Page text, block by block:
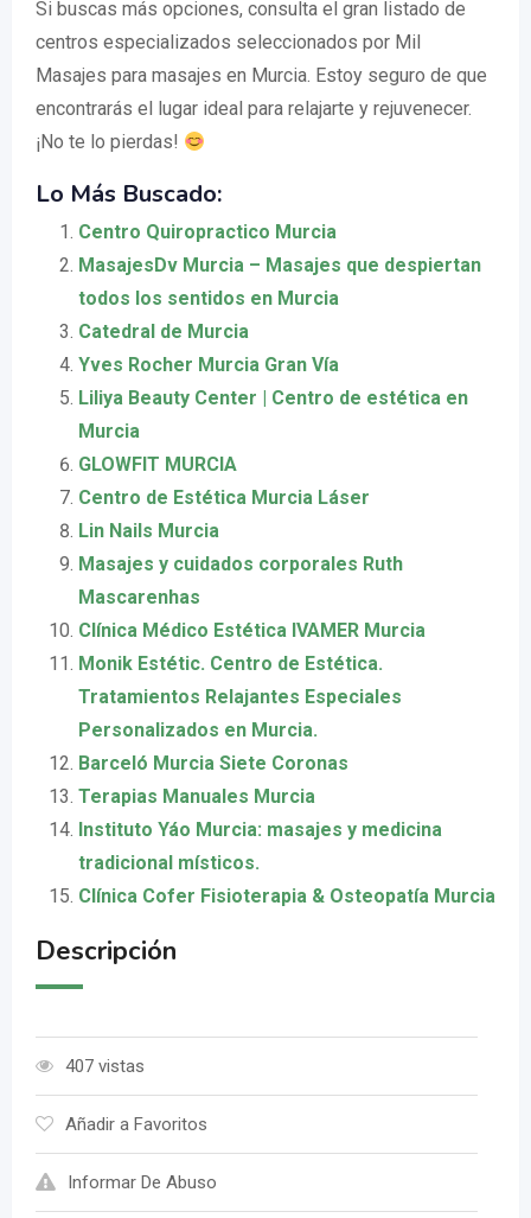
Si buscas más opciones, consulta el gran listado de
centros especializados seleccionados por Mil
Masajes para masajes en Murcia. Estoy seguro de que
encontrarás el lugar ideal para relajarte y rejuvenecer.
¡No te lo pierdas!
Lo Más Buscado:
Centro Quiropractico Murcia
MasajesDv Murcia – Masajes que despiertan
todos los sentidos en Murcia
Catedral de Murcia
Yves Rocher Murcia Gran Vía
Liliya Beauty Center | Centro de estética en
Murcia
GLOWFIT MURCIA
Centro de Estética Murcia Láser
Lin Nails Murcia
Masajes y cuidados corporales Ruth
Mascarenhas
Clínica Médico Estética IVAMER Murcia
Monik Estétic. Centro de Estética.
Tratamientos Relajantes Especiales
Personalizados en Murcia.
Barceló Murcia Siete Coronas
Terapias Manuales Murcia
Instituto Yáo Murcia: masajes y medicina
tradicional místicos.
Clínica Cofer Fisioterapia & Osteopatía Murcia
Descripción
407 vistas
Añadir a Favoritos
Informar De Abuso